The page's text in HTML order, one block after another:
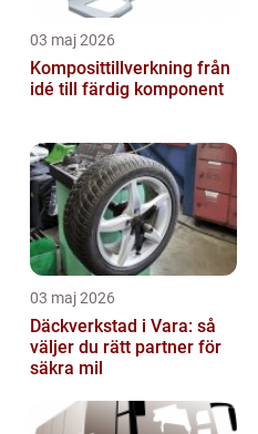
03 maj 2026
Komposittillverkning från
idé till färdig komponent
03 maj 2026
Däckverkstad i Vara: så
väljer du rätt partner för
säkra mil